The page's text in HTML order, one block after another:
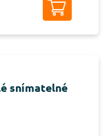
snímatelné